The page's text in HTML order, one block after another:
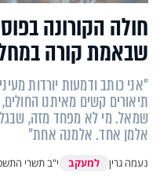
חולה הקורונה
שבאמת קורה
"אני כותב ודמעות יורדות
תיאורים קשים מאיתנו
שמאל. מי לא מפחד מזה,
אלמן אחד. אלמנה אחת"
נעמה גרין למעקב י"ב תשרי